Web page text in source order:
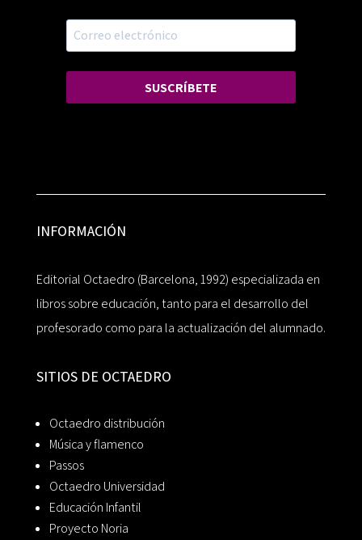
SUSCRÍBETE
INFORMACIÓN
Editorial Octaedro (Barcelona, 1992) especializada en
libros sobre educación, tanto para el desarrollo del
profesorado como para la actualización del alumnado.
SITIOS DE OCTAEDRO
Octaedro distribución
Música y flamenco
Passos
Octaedro Universidad
Educación Infantil
Proyecto Noria